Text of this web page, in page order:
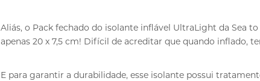
Aliás, o Pack fechado do isolante inflável UltraLight da Sea
apenas 20 x 7,5 cm! Difícil de acreditar que quando inflado,
E para garantir a durabilidade, esse isolante possui